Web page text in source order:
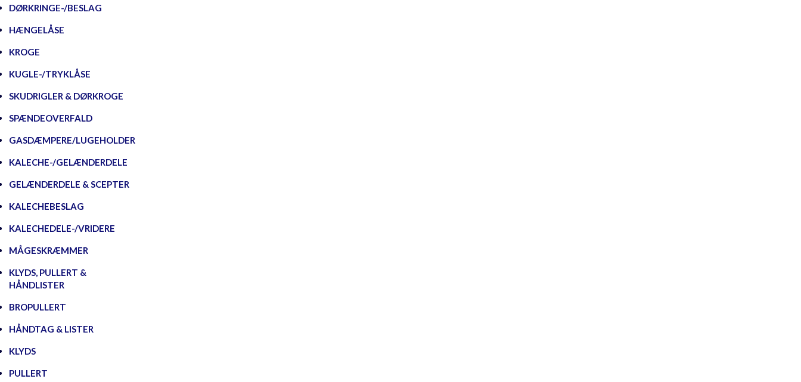
DØRKRINGE-/BESLAG
HÆNGELÅSE
KROGE
KUGLE-/TRYKLÅSE
SKUDRIGLER & DØRKROGE
SPÆNDEOVERFALD
GASDÆMPERE/LUGEHOLDER
KALECHE-/GELÆNDERDELE
GELÆNDERDELE & SCEPTER
KALECHEBESLAG
KALECHEDELE-/VRIDERE
MÅGESKRÆMMER
KLYDS, PULLERT &
HÅNDLISTER
BROPULLERT
HÅNDTAG & LISTER
KLYDS
PULLERT